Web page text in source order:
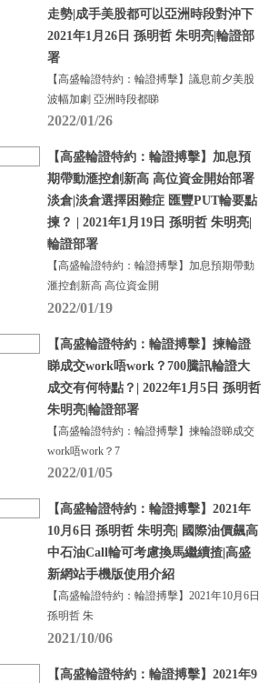
走勢|成手美股都可以亞洲時段對沖下
2021年1月26日 孫明哲 朱明亮|輪證部
署
【高盛輪證特約：輪證搏擊】議息前夕美股
波幅加劇 亞洲時段都睇
2022/01/26
【高盛輪證特約：輪證搏擊】加息預
期帶動滙控創新高 高位資金開始部署
淡倉|淡倉選擇困難症 匯豐PUT輪要點
揀？ | 2021年1月19日 孫明哲 朱明亮|
輪證部署
【高盛輪證特約：輪證搏擊】加息預期帶動
滙控創新高 高位資金開
2022/01/19
【高盛輪證特約：輪證搏擊】揀輪證
睇成交work唔work？700騰訊輪證大
成交有何特點？| 2022年1月5日 孫明哲
朱明亮|輪證部署
【高盛輪證特約：輪證搏擊】揀輪證睇成交
work唔work？7
2022/01/05
【高盛輪證特約：輪證搏擊】2021年
10月6日 孫明哲 朱明亮| 國際油價飆高
中石油Call輪可考慮換馬繼續揸|高盛
新網站手機版使用介紹
【高盛輪證特約：輪證搏擊】2021年10月6日
孫明哲 朱
2021/10/06
【高盛輪證特約：輪證搏擊】2021年9